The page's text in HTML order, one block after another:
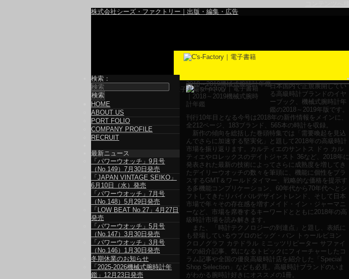
株式会社シーズ・ファクトリー｜出版・編集・広告
電子書籍タイトル
2018～2019機械式腕時計年鑑日本国内で正規展開してい
る高級時計ブランドのイヤ
ーブック、機械式腕時計年
鑑の2018～2019年版です。
刊行10年目となる今号は2018年の新作情報をメインに、
全212ページ、183ブランド、565本の時計を収録。
新作の傾向を総括した巻頭特集では「需要喚起を見込
んでさらに加速する堅実化」と題して2018年の高級時計
市場を振り返ります。カルティエのサントス ドゥ カル
ティエやロレックスのデイトジャスト 36など、2018年に
発表された最新の技術によってさらに成熟度を増してき
たデイリーウオッチの数々を筆頭に、機能に個性をプラ
スするGMT＆ワールドタイマー、戦略的な価格を提示す
る多機能コンプリケーション、60年代から70年代へとシ
フトしてきたリバイバルデザイントレンド、そして日本
市場で年々その存在感を増すメイド・イン・ジャーマニ
ーなど、市場を席巻するキーワードとともに2018年の高
級時計市場を読み解きます。
また、「時計テクノロジーの到達点」と題し、表紙に
も登場しているウブロのビッグ・バン トゥールビヨン
クロノグラフ カテドラル ミニッツリピーター サファイ
アの紹介記事、気になるトピックにフィーチャーしたコ
ラム記事や全国の優良高級時計店を紹介した「Special
Shop Selection」なども必見。高級時計ブランドのいま
がわかる腕時計好きにオススメの1冊。
検索：
HOME
ABOUT US
PORT FOLIO
COMPANY PROFILE
RECRUIT
最新ニュース
「パワーウオッチ」9月号
（No.149）7月30日発売
「JAPAN VINTAGE SEIKO」
6月10日（水）発売
「パワーウオッチ」7月号
（No.148）5月29日発売
「LOW BEAT No.27」4月27日
発売
「パワーウオッチ」5月号
（No.147）3月30日発売
「パワーウオッチ」3月号
（No.146）1月30日発売
冬期休業のお知らせ
「2025-2026機械式腕時計年
鑑」12月23日発売